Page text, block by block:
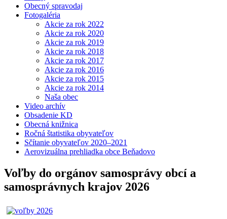
Obecný spravodaj
Fotogaléria
Akcie za rok 2022
Akcie za rok 2020
Akcie za rok 2019
Akcie za rok 2018
Akcie za rok 2017
Akcie za rok 2016
Akcie za rok 2015
Akcie za rok 2014
Naša obec
Video archív
Obsadenie KD
Obecná knižnica
Ročná štatistika obyvateľov
Sčítanie obyvateľov 2020–2021
Aerovizuálna prehliadka obce Beňadovo
Voľby do orgánov samosprávy obcí a
samosprávnych krajov 2026